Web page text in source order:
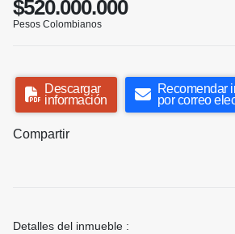
$520.000.000
Pesos Colombianos
Descargar
información
Recomendar
por correo
Compartir
Detalles del inmueble :